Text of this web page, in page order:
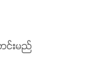
ာင်းမည်